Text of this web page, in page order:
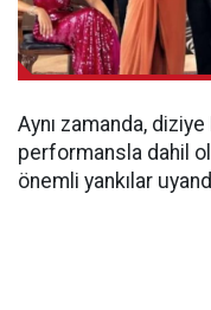
Aynı zamanda,
performansla dahil
önemli yankılar